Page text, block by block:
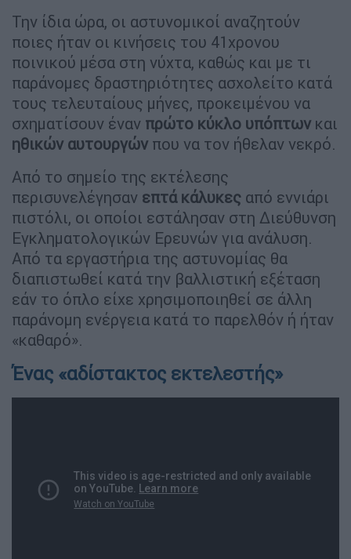
Την ίδια ώρα, οι αστυνομικοί αναζητούν
ποιες ήταν οι κινήσεις του 41χρονου
ποινικού μέσα στη νύχτα, καθώς και με τι
παράνομες δραστηριότητες ασχολείτο κατά
τους τελευταίους μήνες, προκειμένου να
σχηματίσουν έναν πρώτο κύκλο υπόπτων και
ηθικών αυτουργών που να τον ήθελαν νεκρό.
Από το σημείο της εκτέλεσης
περισυνελέγησαν επτά κάλυκες από εννιάρι
πιστόλι, οι οποίοι εστάλησαν στη Διεύθυνση
Εγκληματολογικών Ερευνών για ανάλυση.
Από τα εργαστήρια της αστυνομίας θα
διαπιστωθεί κατά την βαλλιστική εξέταση
εάν το όπλο είχε χρησιμοποιηθεί σε άλλη
παράνομη ενέργεια κατά το παρελθόν ή ήταν
«καθαρό».
Ένας «αδίστακτος εκτελεστής»